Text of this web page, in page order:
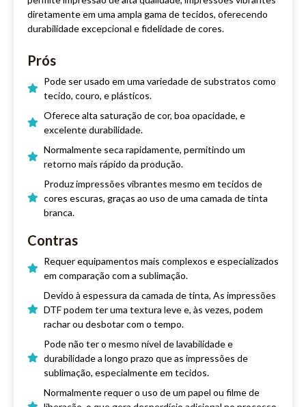
diretamente em uma ampla gama de tecidos, oferecendo
durabilidade excepcional e fidelidade de cores.
Prós
Pode ser usado em uma variedade de substratos como
tecido, couro, e plásticos.
Oferece alta saturação de cor, boa opacidade, e
excelente durabilidade.
Normalmente seca rapidamente, permitindo um
retorno mais rápido da produção.
Produz impressões vibrantes mesmo em tecidos de
cores escuras, graças ao uso de uma camada de tinta
branca.
Contras
Requer equipamentos mais complexos e especializados
em comparação com a sublimação.
Devido à espessura da camada de tinta, As impressões
DTF podem ter uma textura leve e, às vezes, podem
rachar ou desbotar com o tempo.
Pode não ter o mesmo nível de lavabilidade e
durabilidade a longo prazo que as impressões de
sublimação, especialmente em tecidos.
Normalmente requer o uso de um papel ou filme de